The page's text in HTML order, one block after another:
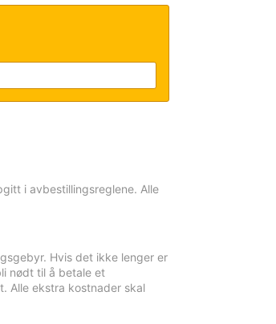
i avbestillingsreglene. Alle
Hvis det ikke lenger er
nødt til å betale et
Alle ekstra kostnader skal